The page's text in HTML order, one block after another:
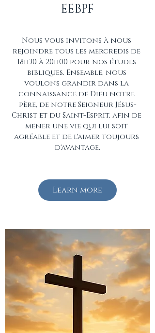
EEBPF
Nous vous invitons à nous
rejoindre tous les mercredis de
18h30 à 20h00 pour nos études
bibliques. Ensemble, nous
voulons grandir dans la
connaissance de Dieu notre
père, de notre Seigneur Jésus-
Christ et du Saint-Esprit, afin de
mener une vie qui lui soit
agréable et de l'aimer toujours
d'avantage.
Learn more